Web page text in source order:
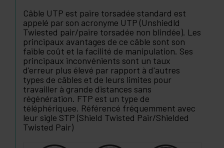
Câble UTP est paire torsadée standard est
appelé par son acronyme UTP (Unshiedld
Twiested pair/paire torsadée non blindée). Les
principaux avantages de ce câble sont son
faible coût et la facilité de manipulation. Ses
principaux inconvénients sont un taux
d'erreur plus élevé par rapport à d'autres
types de câbles et de leurs limites pour
travailler à grande distances sans
régénération. FTP est un type de
téléphériquee. Référencé fréquemment avec
leur sigle STP (Shield Twisted Pair/Shielded
Twisted Pair)